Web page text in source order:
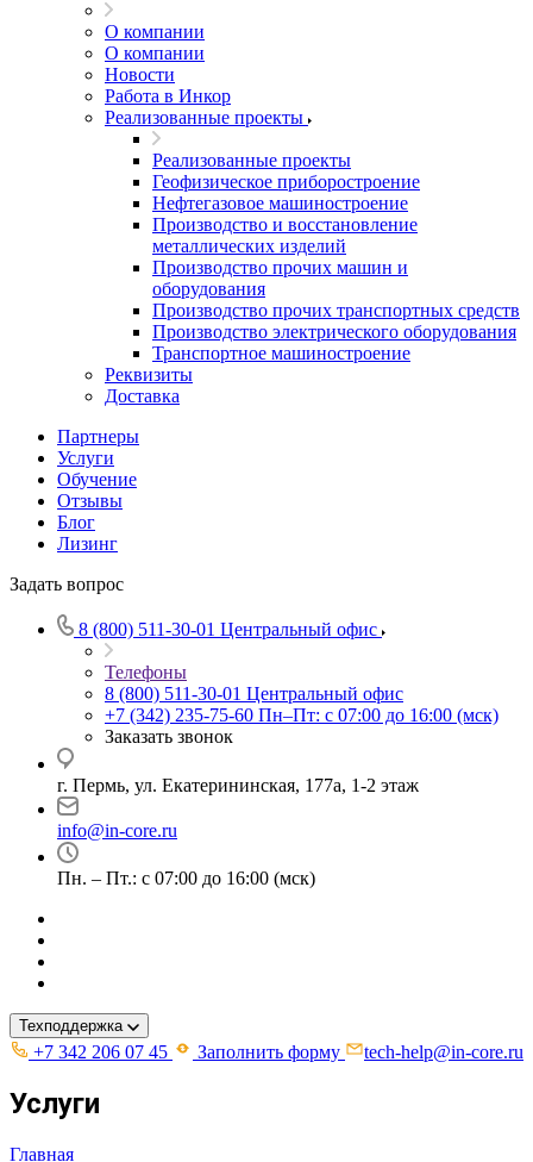
О компании
О компании
Новости
Работа в Инкор
Реализованные проекты
Реализованные проекты
Геофизическое приборостроение
Нефтегазовое машиностроение
Производство и восстановление
металлических изделий
Производство прочих машин и
оборудования
Производство прочих транспортных средств
Производство электрического оборудования
Транспортное машиностроение
Реквизиты
Доставка
Партнеры
Услуги
Обучение
Отзывы
Блог
Лизинг
Задать вопрос
8 (800) 511-30-01 Центральный офис
Телефоны
8 (800) 511-30-01 Центральный офис
+7 (342) 235-75-60 Пн–Пт: с 07:00 до 16:00 (мск)
Заказать звонок
г. Пермь, ул. ​Екатерининская, 177а, ​1-2 этаж
info@in-core.ru
Пн. – Пт.: с 07:00 до 16:00 (мск)
Техподдержка
+7 342 206 07 45 Заполнить форму tech-help@in-core.ru
Услуги
Главная